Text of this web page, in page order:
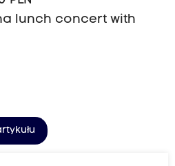
lunch concert with